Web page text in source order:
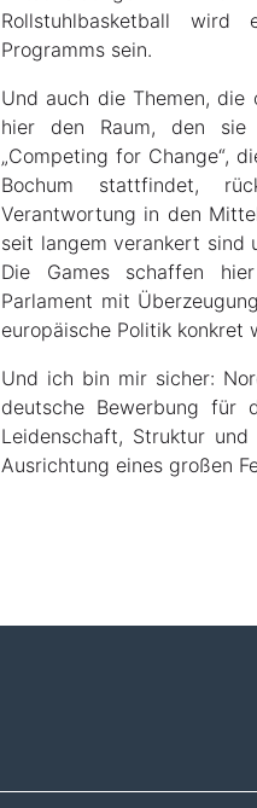
Rollstuhlbasketball
Programms sein.
Und auch die Themen, die
hier den Raum, den sie
„Competing for Change“,
Bochum stattfindet,
Verantwortung in den
seit langem verankert sind
Die Games schaffen
Parlament mit
europäische Politik konkret
Und ich bin mir sicher:
deutsche Bewerbung für
Leidenschaft, Struktur
Ausrichtung eines großen